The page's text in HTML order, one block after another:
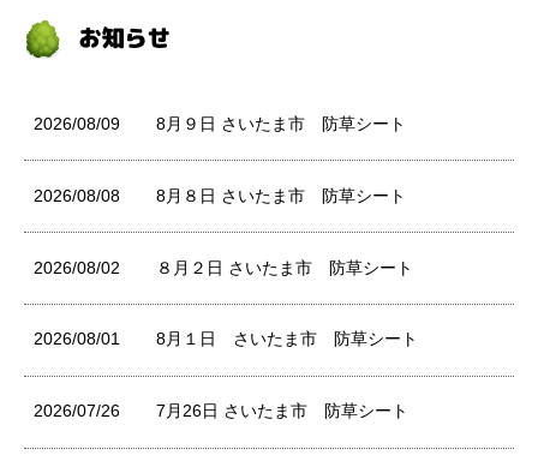
2026/08/09 8月９日 さいたま市 防草シート
2026/08/08 8月８日 さいたま市 防草シート
2026/08/02 ８月２日 さいたま市 防草シート
2026/08/01 8月１日 さいたま市 防草シート
2026/07/26 7月26日 さいたま市 防草シート